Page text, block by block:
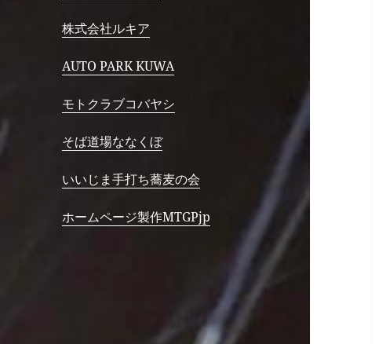
株式会社ルキア
AUTO PARK KUWA
モトクラブコバヤシ
そば道場ななくぼ
いいじま手打ち蕎麦の会
ホームページ製作MTGPjp